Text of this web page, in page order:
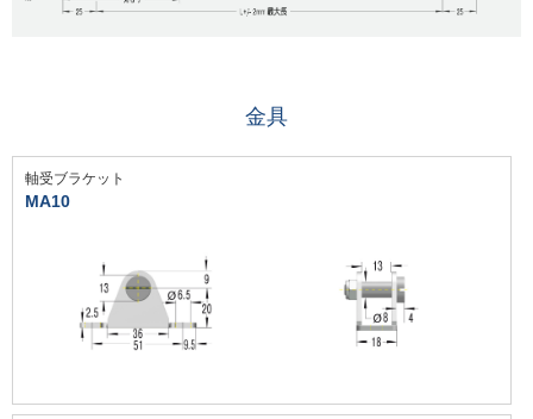
金具
軸受ブラケット
MA10